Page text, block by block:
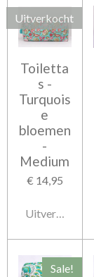
Uitverkocht
Toiletta
s -
Turquois
e
bloemen
-
Medium
€ 14,95
Uitverkocht
Sale!